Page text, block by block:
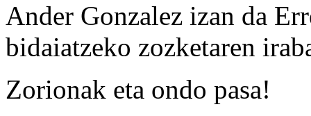
Ander Gonzalez izan da
bidaiatzeko zozketaren
Zorionak eta ondo pasa!